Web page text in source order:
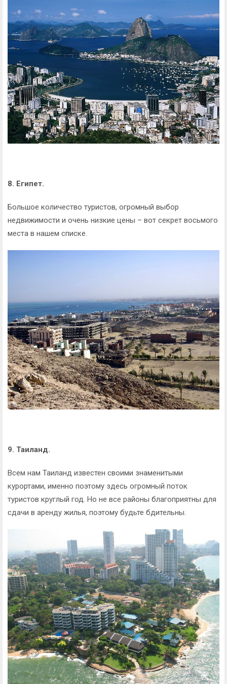
8. Египет.
Большое количество туристов, огромный выбор
недвижимости и очень низкие цены – вот секрет восьмого
места в нашем списке.
9. Таиланд.
Всем нам Таиланд известен своими знаменитыми
курортами, именно поэтому здесь огромный поток
туристов круглый год. Но не все районы благоприятны для
сдачи в аренду жилья, поэтому будьте бдительны.